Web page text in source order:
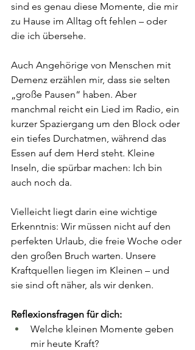
sind es genau diese Momente, die mir
zu Hause im Alltag oft fehlen – oder
die ich übersehe.
Auch Angehörige von Menschen mit
Demenz erzählen mir, dass sie selten
„große Pausen“ haben. Aber
manchmal reicht ein Lied im Radio, ein
kurzer Spaziergang um den Block oder
ein tiefes Durchatmen, während das
Essen auf dem Herd steht. Kleine
Inseln, die spürbar machen: Ich bin
auch noch da.
Vielleicht liegt darin eine wichtige
Erkenntnis: Wir müssen nicht auf den
perfekten Urlaub, die freie Woche oder
den großen Bruch warten. Unsere
Kraftquellen liegen im Kleinen – und
sie sind oft näher, als wir denken.
Reflexionsfragen für dich:
Welche kleinen Momente geben
mir heute Kraft?